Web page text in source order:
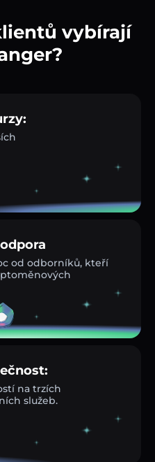
vybírají
od odborníků, kteří
na trzích
služeb.